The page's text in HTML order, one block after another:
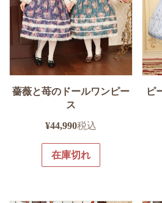
薔薇と苺のドールワンピー
ス
¥44,990税込
在庫切れ
ピ